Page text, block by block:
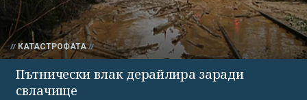
КАТАСТРОФАТА
Пътнически влак дерайлира заради
свлачище